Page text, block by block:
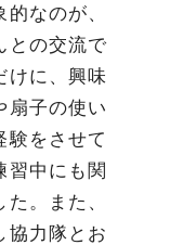
なのが、
との交流で
けに、興味
扇子の使い
験をさせて
習中にも関
。また、
協力隊とお